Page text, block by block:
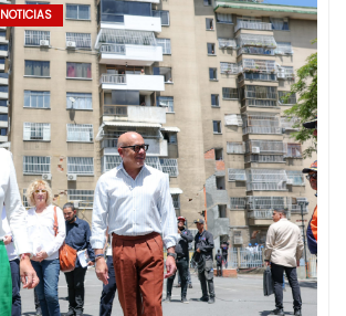
NOTICIAS